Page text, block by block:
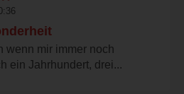
wenn mir immer noch
ein Jahrhundert, drei...